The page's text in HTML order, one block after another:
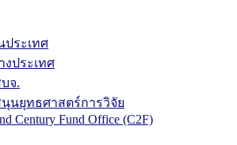
ประเทศ
ประเทศ
จ.
นยุทธศาสตร์การวิจัย
Century Fund Office (C2F)